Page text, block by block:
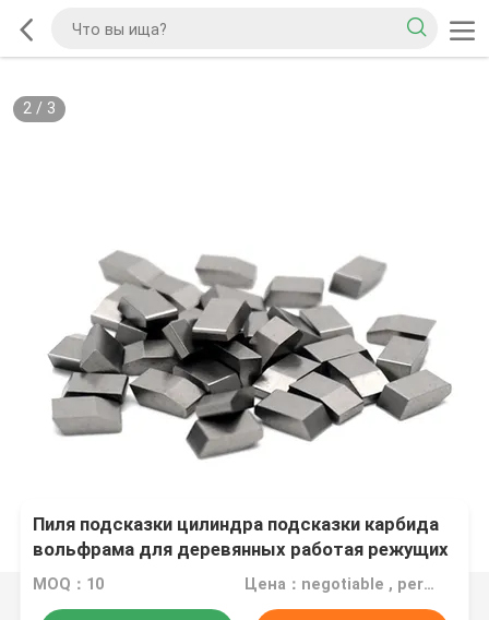
2/ 3
Пиля подсказки цилиндра подсказки карбида
вольфрама для деревянных работая режущих
инструментов
MOQ：10 Цена：negotiable , per the quantity and specification of order